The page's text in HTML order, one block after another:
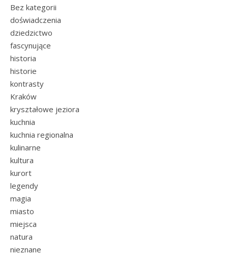
Bez kategorii
doświadczenia
dziedzictwo
fascynujące
historia
historie
kontrasty
Kraków
kryształowe jeziora
kuchnia
kuchnia regionalna
kulinarne
kultura
kurort
legendy
magia
miasto
miejsca
natura
nieznane